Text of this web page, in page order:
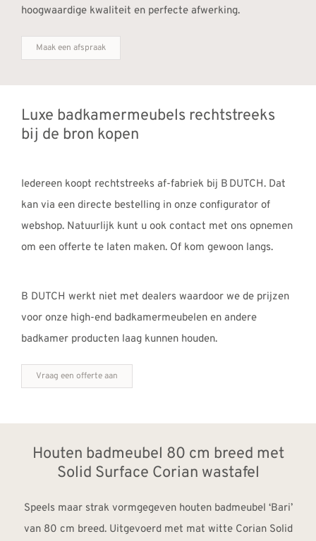
hoogwaardige kwaliteit en perfecte afwerking.
Maak een afspraak
Luxe badkamermeubels rechtstreeks
bij de bron kopen
Iedereen koopt rechtstreeks af-fabriek bij B DUTCH. Dat
kan via een directe bestelling in onze configurator of
webshop. Natuurlijk kunt u ook contact met ons opnemen
om een offerte te laten maken. Of kom gewoon langs.
B DUTCH werkt niet met dealers waardoor we de prijzen
voor onze high-end badkamermeubelen en andere
badkamer producten laag kunnen houden.
Vraag een offerte aan
Houten badmeubel 80 cm breed met
Solid Surface Corian wastafel
Speels maar strak vormgegeven houten badmeubel ‘Bari’
van 80 cm breed. Uitgevoerd met mat witte Corian Solid